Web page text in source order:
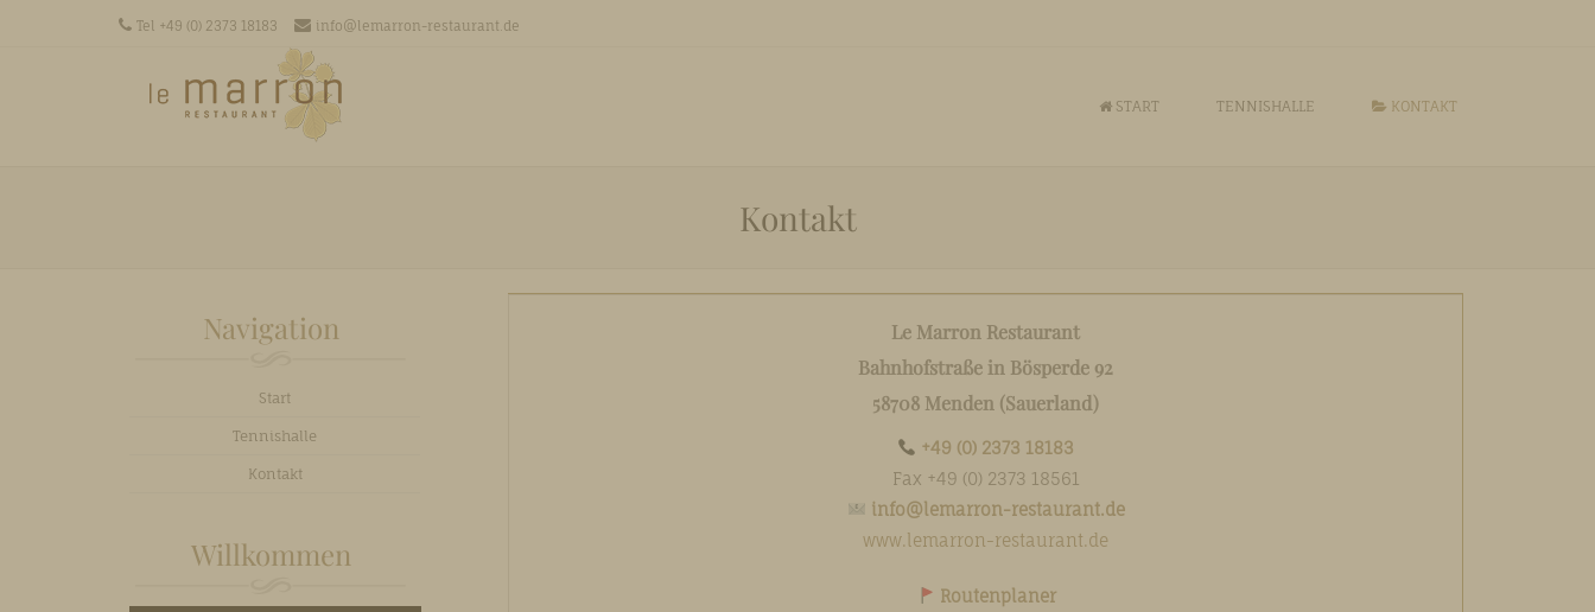
Tel +49 (0) 2373 18183 info@lemarron-restaurant.de
START TENNISHALLE KONTAKT
Kontakt
Le Marron Restaurant
Bahnhofstraße in Bösperde 92
58708 Menden (Sauerland)
+49 (0) 2373 18183
Fax +49 (0) 2373 18561
info@lemarron-restaurant.de
www.lemarron-restaurant.de
Routenplaner
Navigation
Start
Tennishalle
Kontakt
Willkommen